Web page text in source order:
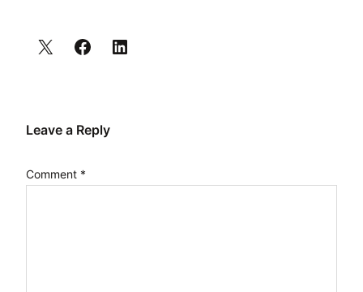
Leave a Reply
Comment *